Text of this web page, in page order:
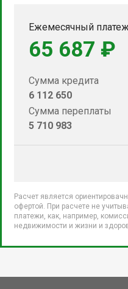
Ежемесячный платеж
65 687 ₽
Сумма кредита
6 112 650
Сумма переплаты
5 710 983
Расчет является
офертой. При расчете не
платежи, как, например,
недвижимости и жизни и